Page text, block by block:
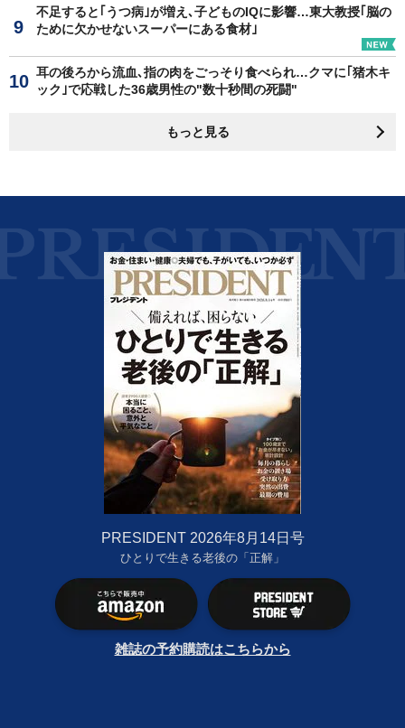
不足すると｢うつ病｣が増え､子どものIQに影響…東大教授｢脳の
ために欠かせないスーパーにある食材｣
耳の後ろから流血､指の肉をごっそり食べられ…クマに｢猪木キ
ック｣で応戦した36歳男性の"数十秒間の死闘"
もっと見る
PRESIDENT 2026年8月14日号
ひとりで生きる老後の「正解」
雑誌の予約購読はこちらから